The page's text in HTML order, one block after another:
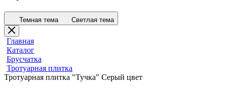
Темная тема Светлая тема
Главная
Каталог
Брусчатка
Тротуарная плитка
Тротуарная плитка "Тучка" Серый цвет